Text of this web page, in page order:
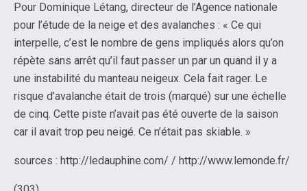
Pour Dominique Létang, directeur de l’Agence nationale
pour l’étude de la neige et des avalanches : « Ce qui
interpelle, c’est le nombre de gens impliqués alors qu’on
répète sans arrêt qu’il faut passer un par un quand il y a
une instabilité du manteau neigeux. Cela fait rager. Le
risque d’avalanche était de trois (marqué) sur une échelle
de cinq. Cette piste n’avait pas été ouverte de la saison
car il avait trop peu neigé. Ce n’était pas skiable. »
sources : http://ledauphine.com/ / http://www.lemonde.fr/